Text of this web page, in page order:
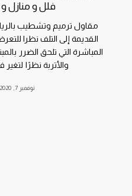
فلل و منازل
مقاول ترميم وتشطيب
القديمة إلى التلف نظرا
المباشرة التي تلحق الضرر
والأتربة نظرًا
نوفمبر 7, 2020